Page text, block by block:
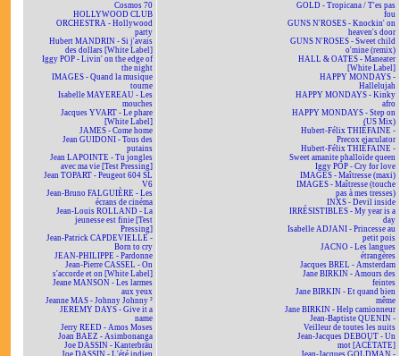
Cosmos 70
HOLLYWOOD CLUB
ORCHESTRA - Hollywood
party
Hubert MANDRIN - Si j'avais
des dollars [White Label]
Iggy POP - Livin' on the edge of
the night
IMAGES - Quand la musique
tourne
Isabelle MAYEREAU - Les
mouches
Jacques YVART - Le phare
[White Label]
JAMES - Come home
Jean GUIDONI - Tous des
putains
Jean LAPOINTE - Tu jongles
avec ma vie [Test Pressing]
Jean TOPART - Peugeot 604 SL
V6
Jean-Bruno FALGUIÈRE - Les
écrans de cinéma
Jean-Louis ROLLAND - La
jeunesse est finie [Test
Pressing]
Jean-Patrick CAPDEVIELLE -
Born to cry
JEAN-PHILIPPE - Pardonne
Jean-Pierre CASSEL - On
s'accorde et on [White Label]
Jeane MANSON - Les larmes
aux yeux
Jeanne MAS - Johnny Johnny ²
JEREMY DAYS - Give it a
name
Jerry REED - Amos Moses
Joan BAEZ - Asimbonanga
Joe DASSIN - Kanterbräu
Joe DASSIN - L'été indien
GOLD - Tropicana / T'es pas
fou
GUNS N'ROSES - Knockin' on
heaven's door
GUNS N'ROSES - Sweet child
o'mine (remix)
HALL & OATES - Maneater
[White Label]
HAPPY MONDAYS -
Hallelujah
HAPPY MONDAYS - Kinky
afro
HAPPY MONDAYS - Step on
(US Mix)
Hubert-Félix THIÉFAINE -
Precox ejaculator
Hubert-Félix THIÉFAINE -
Sweet amanite phalloïde queen
Iggy POP - Cry for love
IMAGES - Maîtresse (maxi)
IMAGES - Maîtresse (touche
pas à mes tresses)
INXS - Devil inside
IRRÉSISTIBLES - My year is a
day
Isabelle ADJANI - Princesse au
petit pois
JACNO - Les langues
étrangères
Jacques BREL - Amsterdam
Jane BIRKIN - Amours des
feintes
Jane BIRKIN - Et quand bien
même
Jane BIRKIN - Help camionneur
Jean-Baptiste QUENIN -
Veilleur de toutes les nuits
Jean-Jacques DEBOUT - Un
mot [ACÉTATE]
Jean-Jacques GOLDMAN -